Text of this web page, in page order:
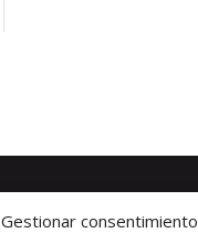
Gestionar consentimiento